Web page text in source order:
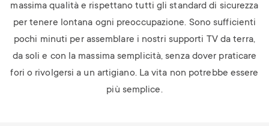
massima qualità e rispettano tutti gli standard di sicurezza
per tenere lontana ogni preoccupazione. Sono sufficienti
pochi minuti per assemblare i nostri supporti TV da terra,
da soli e con la massima semplicità, senza dover praticare
fori o rivolgersi a un artigiano. La vita non potrebbe essere
più semplice.